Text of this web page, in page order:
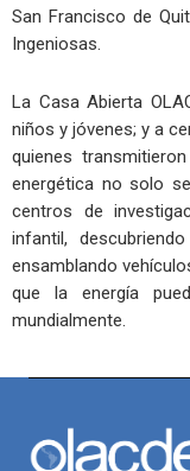
San Francisco de
Ingeniosas.
La Casa Abierta
niños y jóvenes; y a
quienes
energética no solo
centros de
infantil,
ensamblando
que la energía
mundialmente.